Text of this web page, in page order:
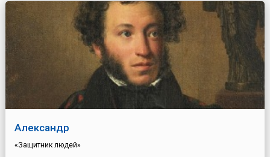
Александр
«Защитник людей»